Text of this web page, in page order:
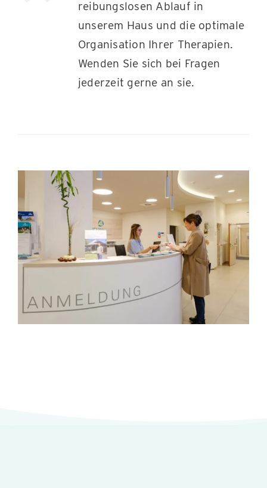
reibungslosen Ablauf in
unserem Haus und die optimale
Organisation Ihrer Therapien.
Wenden Sie sich bei Fragen
jederzeit gerne an sie.